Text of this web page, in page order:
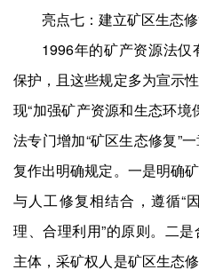
亮点七：建立矿区生态
1996年的矿产资源法
保护，且这些规定多为宣示
现“加强矿产资源和生态环
法专门增加“矿区生态修复”
复作出明确规定。一是明确
与人工修复相结合，遵循“
理、合理利用”的原则。二
主体，采矿权人是矿区生态